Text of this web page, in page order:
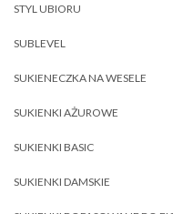
STYL UBIORU
SUBLEVEL
SUKIENECZKA NA WESELE
SUKIENKI AŻUROWE
SUKIENKI BASIC
SUKIENKI DAMSKIE